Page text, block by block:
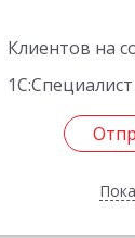
Клиентов на
1С:Специалист